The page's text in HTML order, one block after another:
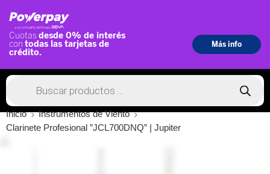
Inicio
Instrumentos de Viento
Clarinete Profesional ”JCL700DNQ” | Jupiter